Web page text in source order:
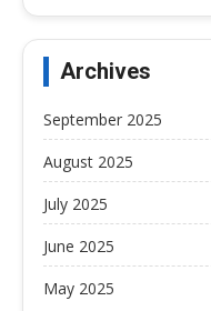
Archives
September 2025
August 2025
July 2025
June 2025
May 2025